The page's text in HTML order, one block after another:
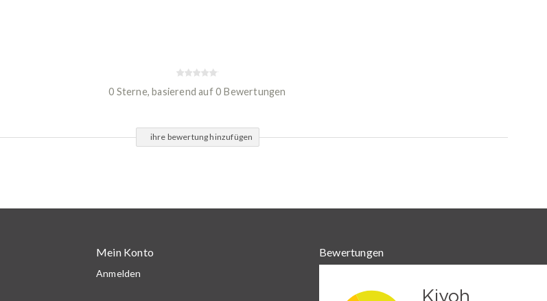
0 Sterne, basierend auf 0 Bewertungen
ihre bewertung hinzufügen
Mein Konto
Anmelden
Bewertungen